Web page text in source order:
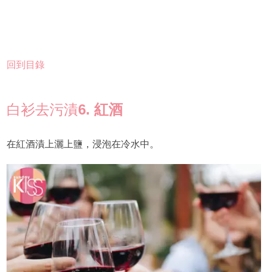
回到目錄
白衫去污漬6. 紅酒
在紅酒漬上灑上鹽，浸泡在冷水中。